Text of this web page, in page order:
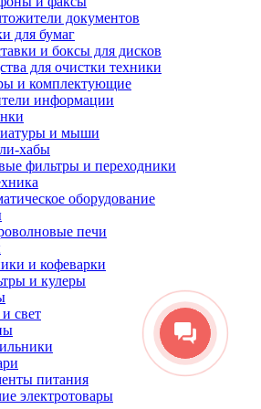
документов
для бумаг
и боксы для дисков
для очистки техники
и комплектующие
информации
и мыши
хабы
фильтры и переходники
оборудование
печи
и кофеварки
и кулеры
свет
питания
электротовары